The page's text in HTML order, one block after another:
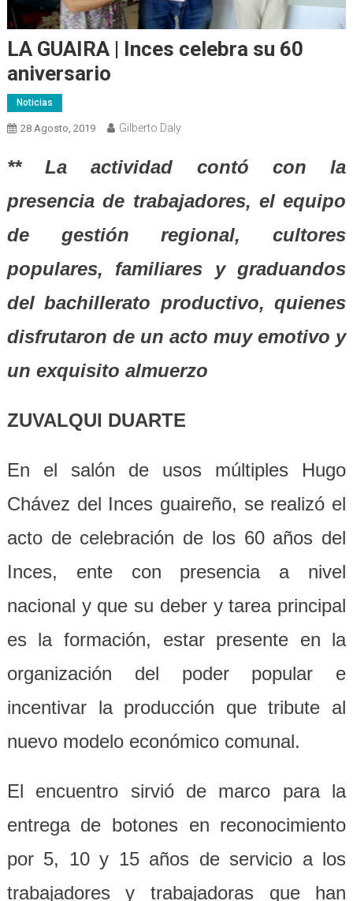
LA GUAIRA | Inces celebra su 60
aniversario
Noticias
28 Agosto, 2019 Gilberto Daly
** La actividad contó con la
presencia de trabajadores, el equipo
de gestión regional, cultores
populares, familiares y graduandos
del bachillerato productivo, quienes
disfrutaron de un acto muy emotivo y
un exquisito almuerzo
ZUVALQUI DUARTE
En el salón de usos múltiples Hugo
Chávez del Inces guaireño, se realizó el
acto de celebración de los 60 años del
Inces, ente con presencia a nivel
nacional y que su deber y tarea principal
es la formación, estar presente en la
organización del poder popular e
incentivar la producción que tribute al
nuevo modelo económico comunal.
El encuentro sirvió de marco para la
entrega de botones en reconocimiento
por 5, 10 y 15 años de servicio a los
trabajadores y trabajadoras que han